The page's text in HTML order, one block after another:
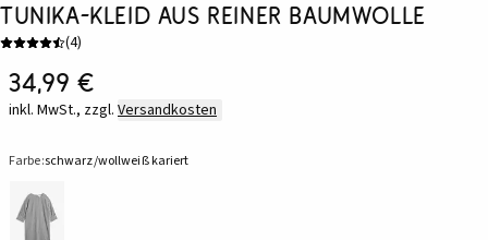
Tunika-Kleid aus reiner Baumwolle
(4)
34,99 €
inkl. MwSt., zzgl. Versandkosten
Farbe:schwarz/wollweiß kariert